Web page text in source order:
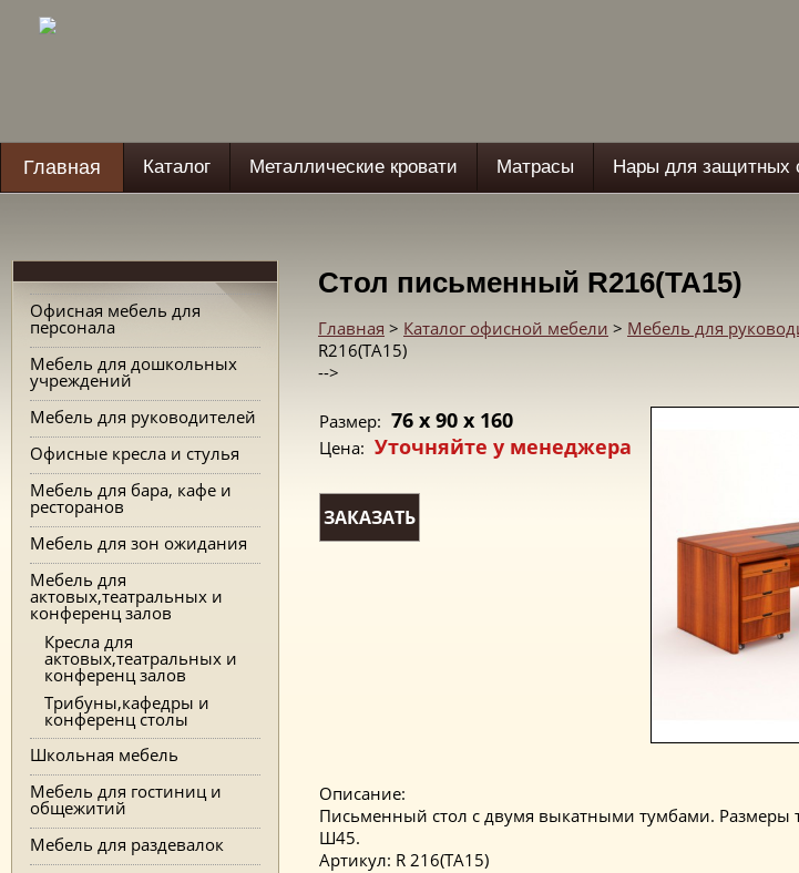
Главная Каталог Металлические кровати Матрасы Нары для защитных
Офисная мебель для
персонала
Мебель для дошкольных
учреждений
Мебель для руководителей
Офисные кресла и стулья
Мебель для бара, кафе и
ресторанов
Мебель для зон ожидания
Мебель для
актовых,театральных и
конференц залов
Кресла для
актовых,театральных и
конференц залов
Трибуны,кафедры и
конференц столы
Школьная мебель
Мебель для гостиниц и
общежитий
Мебель для раздевалок
Стол письменный R216(TA15)
Главная > Каталог офисной мебели > Мебель для
R216(TA15)
-->
Размер: 76 x 90 x 160
Цена: Уточняйте у менеджера
ЗАКАЗАТЬ
Описание:
Письменный стол c двумя выкатными тумбами.
Ш45.
Артикул: R 216(TA15)